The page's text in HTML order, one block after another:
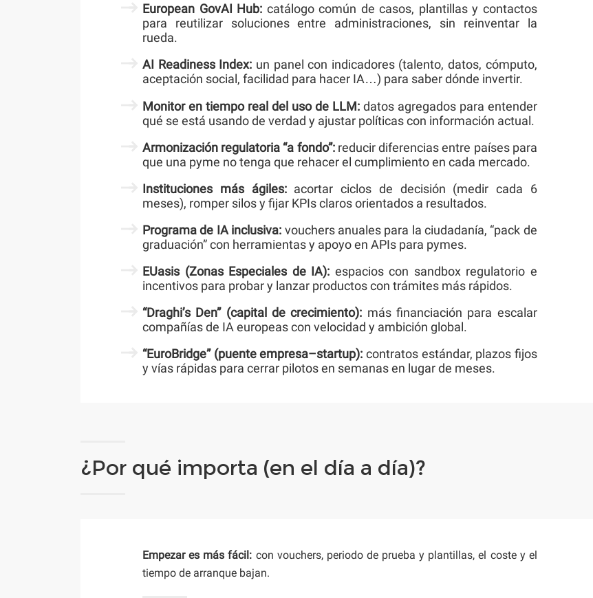
European GovAI Hub: catálogo común de casos, plantillas y contactos
para reutilizar soluciones entre administraciones, sin reinventar la
rueda.
AI Readiness Index: un panel con indicadores (talento, datos, cómputo,
aceptación social, facilidad para hacer IA…) para saber dónde invertir.
Monitor en tiempo real del uso de LLM:datos agregados para entender
qué se está usando de verdad y ajustar políticas con información actual.
Armonización regulatoria “a fondo”:reducir diferencias entre países para
que una pyme no tenga que rehacer el cumplimiento en cada mercado.
Instituciones más ágiles:acortar ciclos de decisión (medir cada 6
meses), romper silos y fijar KPIs claros orientados a resultados.
Programa de IA inclusiva: vouchers anuales para la ciudadanía, “pack de
graduación” con herramientas y apoyo en APIs para pymes.
EUasis (Zonas Especiales de IA): espacios con sandbox regulatorio e
incentivos para probar y lanzar productos con trámites más rápidos.
“Draghi’s Den” (capital de crecimiento): más financiación para escalar
compañías de IA europeas con velocidad y ambición global.
“EuroBridge” (puente empresa–startup): contratos estándar, plazos fijos
y vías rápidas para cerrar pilotos en semanas en lugar de meses.
¿Por qué importa (en el día a día)?
Empezar es más fácil: con vouchers, periodo de prueba y plantillas, el coste y el
tiempo de arranque bajan.